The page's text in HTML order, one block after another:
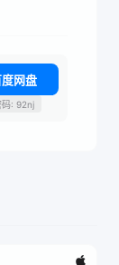
网盘
码: 92nj